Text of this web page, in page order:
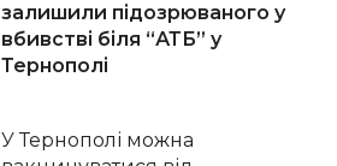
залишили підозрюваного у
вбивстві біля “АТБ” у
Тернополі
У Тернополі можна